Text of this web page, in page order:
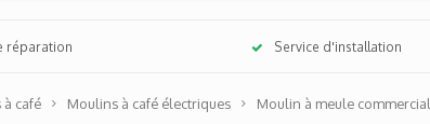
réparation Service d'installation
café Moulins à café électriques Moulin à meule commercial